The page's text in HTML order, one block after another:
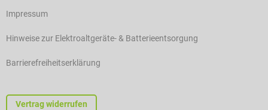
Impressum
Hinweise zur Elektroaltgeräte- & Batterieentsorgung
Barrierefreiheitserklärung
Vertrag widerrufen